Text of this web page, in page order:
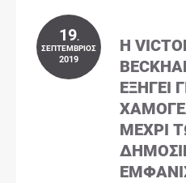
19.
ΣΕΠΤΈΜΒΡΙΟΣ
2019
Η
ΕΞΗΓΕΊ
ΜΈΧΡΙ